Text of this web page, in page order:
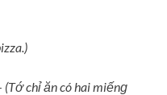
(Tớ chỉ ăn có hai miếnɡ